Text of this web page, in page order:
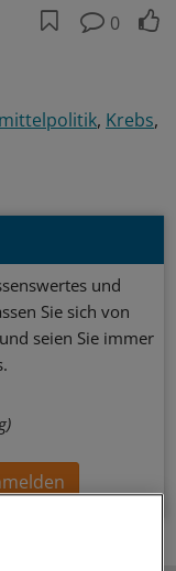
0
Krebs
und
Sie sich von
seien Sie immer